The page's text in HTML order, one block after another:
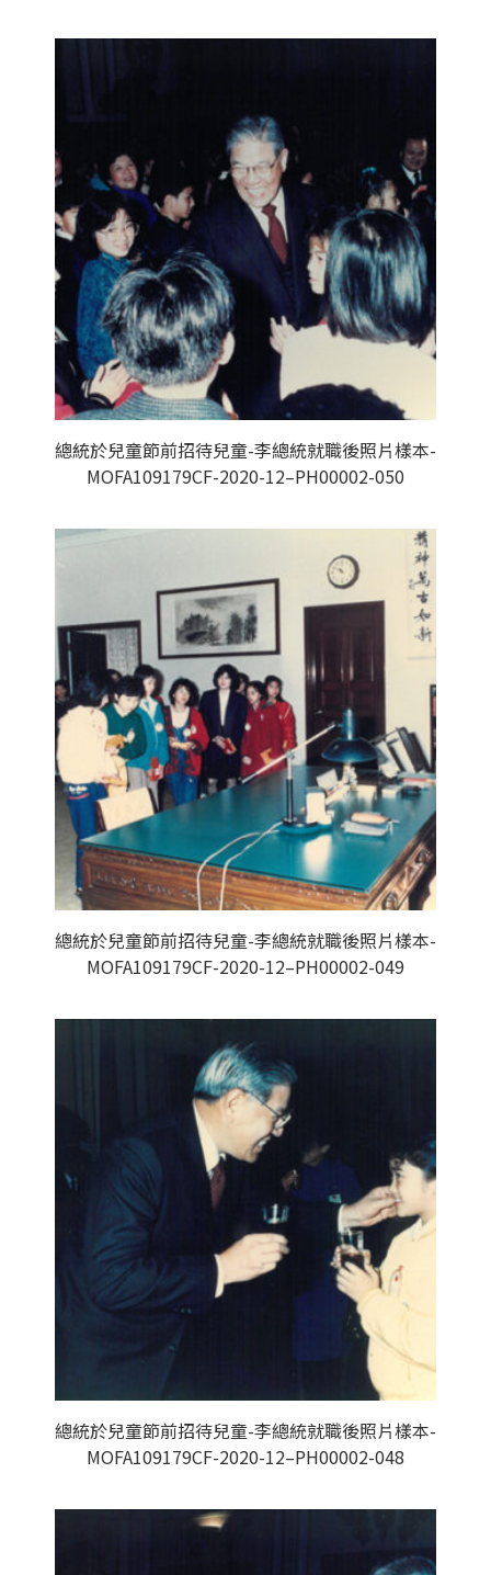
總統於兒童節前招待兒童-李總統就職後照片樣本-
MOFA109179CF-2020-12–PH00002-050
總統於兒童節前招待兒童-李總統就職後照片樣本-
MOFA109179CF-2020-12–PH00002-049
總統於兒童節前招待兒童-李總統就職後照片樣本-
MOFA109179CF-2020-12–PH00002-048